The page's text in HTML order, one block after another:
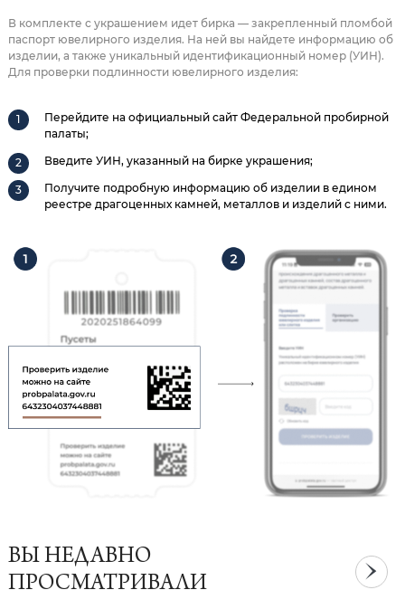
В комплекте с украшением идет бирка — закрепленный пломбой
паспорт ювелирного изделия. На ней вы найдете информацию об
изделии, а также уникальный идентификационный номер (УИН).
Для проверки подлинности ювелирного изделия:
Перейдите на официальный сайт Федеральной пробирной
палаты;
Введите УИН, указанный на бирке украшения;
Получите подробную информацию об изделии в едином
реестре драгоценных камней, металлов и изделий с ними.
ВЫ НЕДАВНО
ПРОСМАТРИВАЛИ